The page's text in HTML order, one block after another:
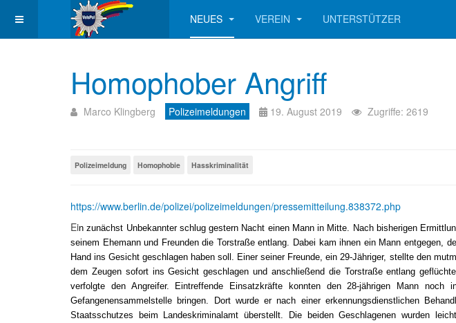
NEUES VEREIN UNTERSTÜTZER
Homophober Angriff
Marco Klingberg Polizeimeldungen 19. August 2019 Zugriffe: 2619
Polizeimeldung Homophobie Hasskriminalität
https://www.berlin.de/polizei/polizeimeldungen/pressemitteilung.838372.php
Ein zunächst Unbekannter schlug gestern Nacht einen Mann in Mitte. Nach bisherigen
seinem Ehemann und Freunden die Torstraße entlang. Dabei kam ihnen ein Mann entgegen,
Hand ins Gesicht geschlagen haben soll. Einer seiner Freunde, ein 29-Jähriger, stellte den
dem Zeugen sofort ins Gesicht geschlagen und anschließend die Torstraße entlang
verfolgte den Angreifer. Eintreffende Einsatzkräfte konnten den 28-jährigen Mann
Gefangenensammelstelle bringen. Dort wurde er nach einer erkennungsdienstlichen
Staatsschutzes beim Landeskriminalamt überstellt. Die beiden Geschlagenen wurden